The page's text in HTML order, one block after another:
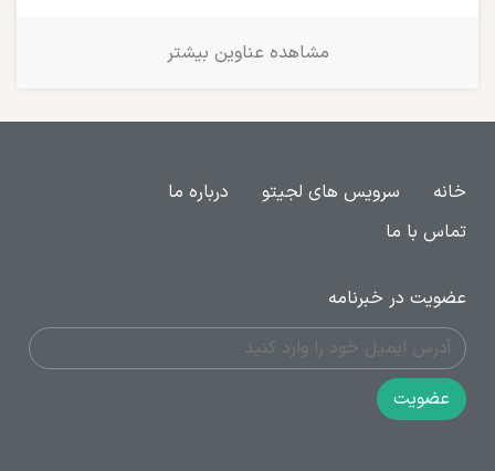
مشاهده عناوین بیشتر
خانه سرویس های لجیتو
درباره ما
تماس با ما
عضویت در خبرنامه
عضویت